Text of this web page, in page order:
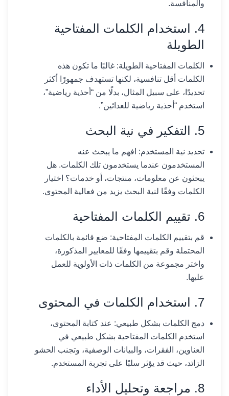
والمنافسة.
4. استخدام الكلمات المفتاحية
الطويلة
الكلمات المفتاحية الطويلة: غالبًا ما تكون هذه
الكلمات أقل تنافسية، لكنها تستهدف جمهورًا أكثر
تحديدًا، على سبيل المثال، بدلًا من “أحذية رياضية”،
استخدم “أحذية رياضية للعدائين”.
5. التفكير في نية البحث
تحديد نية المستخدم: افهم ما يبحث عنه
المستخدمون عندما يستخدمون تلك الكلمات. هل
يبحثون عن معلومات، منتجات، أو خدمات؟ اختيار
الكلمات وفقًا لنية البحث يزيد من فعالية المحتوى.
6. تقييم الكلمات المفتاحية
قم بتقييم الكلمات المفتاحية: ضع قائمة بالكلمات
المحتملة وقم بتقييمها وفقًا للمعايير المذكورة،
واختر مجموعة من الكلمات ذات الأولوية للعمل
عليها.
7. استخدام الكلمات في المحتوى
دمج الكلمات بشكل طبيعي: عند كتابة المحتوى،
استخدم الكلمات المفتاحية بشكل طبيعي في
العناوين، الفقرات، والبيانات الوصفية، وتجنب الحشو
الزائد، حيث قد يؤثر سلبًا على تجربة المستخدم.
8. مراجعة وتحليل الأداء